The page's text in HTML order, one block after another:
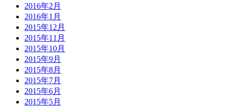
2016年2月
2016年1月
2015年12月
2015年11月
2015年10月
2015年9月
2015年8月
2015年7月
2015年6月
2015年5月